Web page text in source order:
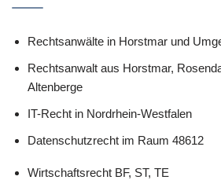
Rechtsanwälte in Horstmar und
Rechtsanwalt aus Horstmar,
Altenberge
IT-Recht in Nordrhein-Westfalen
Datenschutzrecht im Raum 48612
Wirtschaftsrecht BF, ST, TE